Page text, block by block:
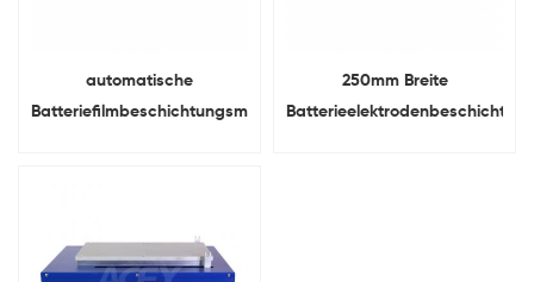
automatische
Batteriefilmbeschichtungsmaschine
250mm Breite